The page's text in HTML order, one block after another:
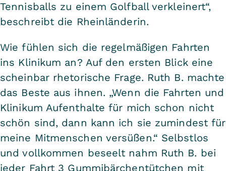
Tennisballs zu einem Golfball verkleinert“,
beschreibt die Rheinländerin.
Wie fühlen sich die regelmäßigen Fahrten
ins Klinikum an? Auf den ersten Blick eine
scheinbar rhetorische Frage. Ruth B. machte
das Beste aus ihnen. „Wenn die Fahrten und
Klinikum Aufenthalte für mich schon nicht
schön sind, dann kann ich sie zumindest für
meine Mitmenschen versüßen.“ Selbstlos
und vollkommen beseelt nahm Ruth B. bei
jeder Fahrt 3 Gummibärchentütchen mit